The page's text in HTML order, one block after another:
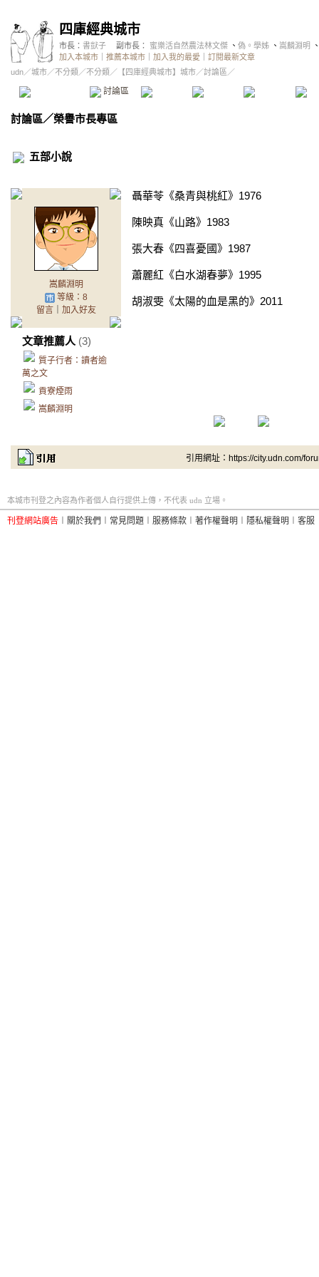
四庫經典城市
市長： 書獃子 副市長： 蜜樂活自然農法林文傑 、 偽。學姊 、 嵩麟淵明
加入本城市
推薦本城市 加入我的最愛
訂閱最新文章
udn／城市／不分類 ／不分類 ／ 【四庫經典城市】城市／討論區／
討論區 精華區 投票區 影像館
討論區／榮譽市長專區
五部小說
嵩麟淵明
等級：8
留言｜ 加入好友
文章推薦人 (3)
質子行者：讀者逾
萬之文
貢寮煙雨
嵩麟淵明
聶華苓《桑青與桃紅》1976
陳映真《山路》1983
張大春《四喜憂國》1987
蕭麗紅《白水湖春夢》1995
胡淑雯《太陽的血是黑的》2011
引用網址：https://city.udn.com/
本城市刊登之內容為作者個人自行提供上傳，不代表 udn 立場。
刊登網站廣告 關於我們 常見問題 服務條款 著作權聲明 隱私權聲明 客服